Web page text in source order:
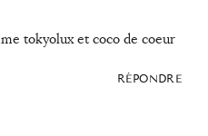
tokyolux et coco de coeur
RÉPONDRE